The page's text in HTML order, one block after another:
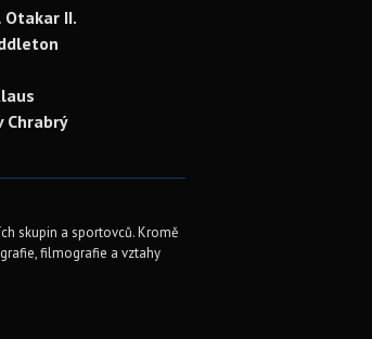
II.
Chrabrý
skupin a sportovců. Kromě
filmografie a vztahy